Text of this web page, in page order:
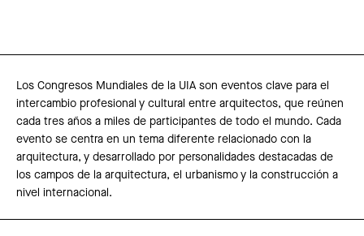
Los Congresos Mundiales de la UIA son eventos clave para el
intercambio profesional y cultural entre arquitectos, que reúnen
cada tres años a miles de participantes de todo el mundo. Cada
evento se centra en un tema diferente relacionado con la
arquitectura, y desarrollado por personalidades destacadas de
los campos de la arquitectura, el urbanismo y la construcción a
nivel internacional.